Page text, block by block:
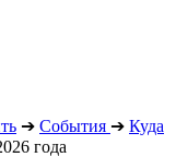
➔ События ➔ Куда
года